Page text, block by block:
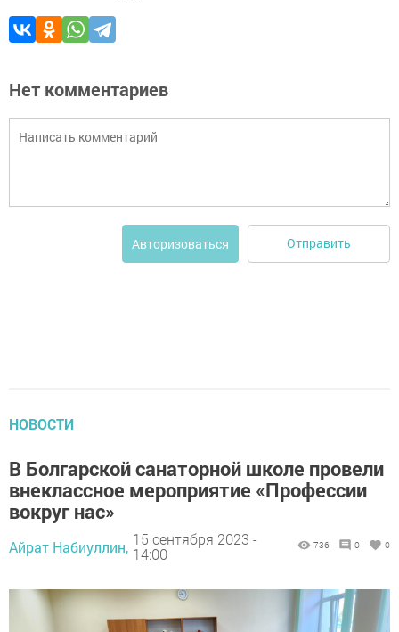
Нет комментариев
Авторизоваться Отправить
НОВОСТИ
В Болгарской санаторной школе провели
внеклассное мероприятие «Профессии
вокруг нас»
Айрат Набиуллин, 15 сентября 2023 -
14:00
736 0 0